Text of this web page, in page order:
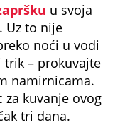
u svoja
Uz to nije
noći u vodi
– prokuvajte
namirnicama.
za kuvanje ovog
tri dana.